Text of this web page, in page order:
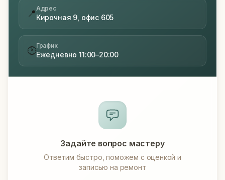
📍Адрес
Кирочная 9, офис 605
🕐График
Ежедневно 11:00–20:00
Задайте вопрос мастеру
Ответим быстро, поможем с оценкой и
записью на ремонт